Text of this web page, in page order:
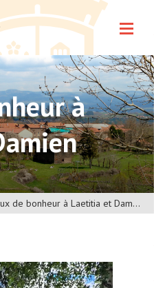
à
de bonheur à Laetitia et Damien